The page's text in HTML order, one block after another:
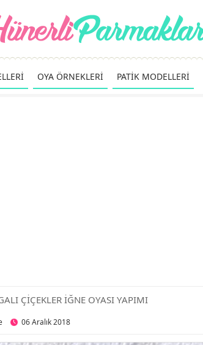
OYA ÖRNEKLERİ PATİK MODELLERİ
ÇİÇEKLER İĞNE OYASI YAPIMI
06 Aralık 2018